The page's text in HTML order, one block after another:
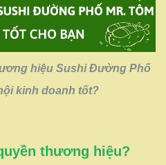
hiệu Sushi Đường Phố
kinh doanh tốt?
thương hiệu?